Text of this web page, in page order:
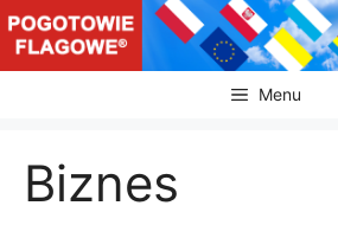
Przejdź
do
treści
Menu
Biznes